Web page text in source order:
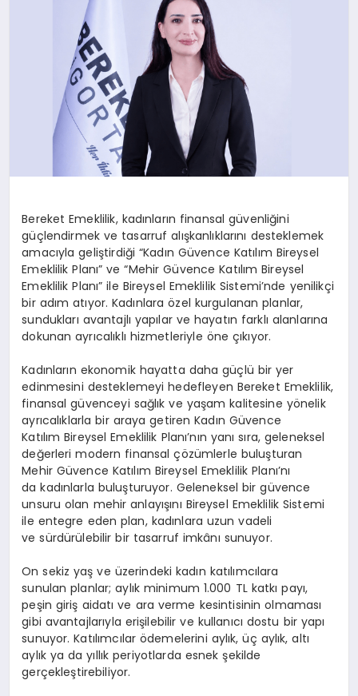
Bereket Emeklilik, kadınların finansal güvenliğini
güçlendirmek ve tasarruf alışkanlıklarını desteklemek
amacıyla geliştirdiği “Kadın Güvence Katılım Bireysel
Emeklilik Planı” ve “Mehir Güvence Katılım Bireysel
Emeklilik Planı” ile Bireysel Emeklilik Sistemi’nde yenilikçi
bir adım atıyor. Kadınlara özel kurgulanan planlar,
sundukları avantajlı yapılar ve hayatın farklı alanlarına
dokunan ayrıcalıklı hizmetleriyle öne çıkıyor.
Kadınların ekonomik hayatta daha güçlü bir yer
edinmesini desteklemeyi hedefleyen Bereket Emeklilik,
finansal güvenceyi sağlık ve yaşam kalitesine yönelik
ayrıcalıklarla bir araya getiren Kadın Güvence
Katılım Bireysel Emeklilik Planı’nın yanı sıra, geleneksel
değerleri modern finansal çözümlerle buluşturan
Mehir Güvence Katılım Bireysel Emeklilik Planı’nı
da kadınlarla buluşturuyor. Geleneksel bir güvence
unsuru olan mehir anlayışını Bireysel Emeklilik Sistemi
ile entegre eden plan, kadınlara uzun vadeli
ve sürdürülebilir bir tasarruf imkânı sunuyor.
On sekiz yaş ve üzerindeki kadın katılımcılara
sunulan planlar; aylık minimum 1.000 TL katkı payı,
peşin giriş aidatı ve ara verme kesintisinin olmaması
gibi avantajlarıyla erişilebilir ve kullanıcı dostu bir yapı
sunuyor. Katılımcılar ödemelerini aylık, üç aylık, altı
aylık ya da yıllık periyotlarda esnek şekilde
gerçekleştirebiliyor.